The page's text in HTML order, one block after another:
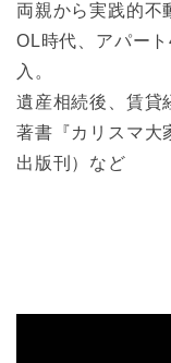
両親から実践的不
OL時代、アパー
入。
遺産相続後、賃貸
著書『カリスマ大
出版刊）など